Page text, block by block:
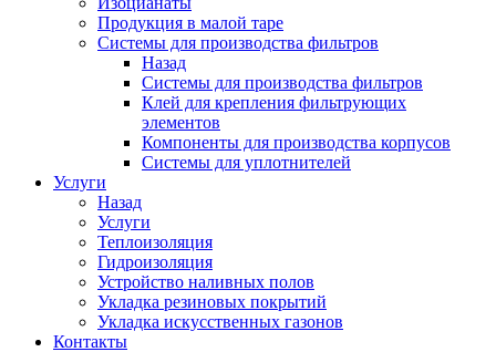
Продукция в малой таре
Системы для производства фильтров
Назад
Системы для производства фильтров
Клей для крепления фильтрующих
элементов
Компоненты для производства корпусов
Системы для уплотнителей
Услуги
Назад
Услуги
Теплоизоляция
Гидроизоляция
Устройство наливных полов
Укладка резиновых покрытий
Укладка искусственных газонов
Контакты